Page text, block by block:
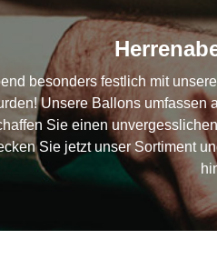
besonders festlich mit
Unsere Ballons
Sie einen
Sie jetzt unser Sortiment